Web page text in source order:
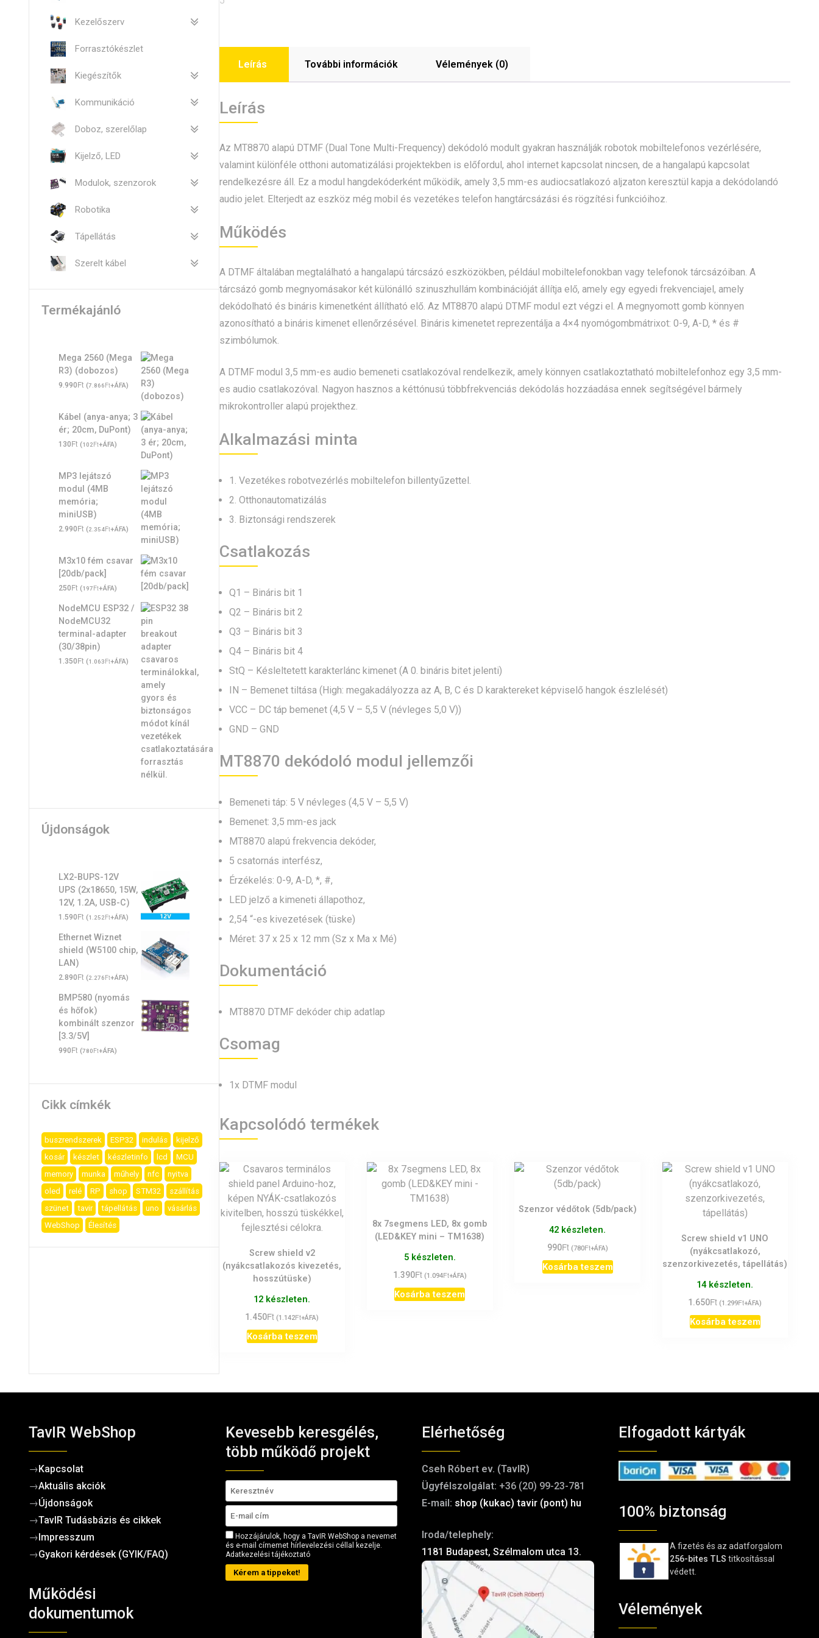
Leírás További információk Vélemények (0)
Leírás
Az MT8870 alapú DTMF (Dual Tone Multi-Frequency) dekódoló modult gyakran használják robotok mobiltelefonos vezérlésére,
valamint különféle otthoni automatizálási projektekben is előfordul, ahol internet kapcsolat nincsen, de a hangalapú kapcsolat
rendelkezésre áll. Ez a modul hangdekóderként működik, amely 3,5 mm-es audiocsatlakozó aljzaton keresztül kapja a dekódolandó
audio jelet. Elterjedt az eszköz még mobil és vezetékes telefon hangtárcsázási és rögzítési funkcióihoz.
Működés
A DTMF általában megtalálható a hangalapú tárcsázó eszközökben, például mobiltelefonokban vagy telefonok tárcsázóiban. A
tárcsázó gomb megnyomásakor két különálló szinuszhullám kombinációját állítja elő, amely egy egyedi frekvenciajel, amely
dekódolható és bináris kimenetként állítható elő. Az MT8870 alapú DTMF modul ezt végzi el. A megnyomott gomb könnyen
azonosítható a bináris kimenet ellenőrzésével. Bináris kimenetet reprezentálja a 4×4 nyomógombmátrixot: 0-9, A-D, * és #
szimbólumok.
A DTMF modul 3,5 mm-es audio bemeneti csatlakozóval rendelkezik, amely könnyen csatlakoztatható mobiltelefonhoz egy 3,5 mm-
es audio csatlakozóval. Nagyon hasznos a kéttónusú többfrekvenciás dekódolás hozzáadása ennek segítségével bármely
mikrokontroller alapú projekthez.
Alkalmazási minta
1. Vezetékes robotvezérlés mobiltelefon billentyűzettel.
2. Otthonautomatizálás
3. Biztonsági rendszerek
Csatlakozás
Q1 – Bináris bit 1
Q2 – Bináris bit 2
Q3 – Bináris bit 3
Q4 – Bináris bit 4
StQ – Késleltetett karakterlánc kimenet (A 0. bináris bitet jelenti)
IN – Bemenet tiltása (High: megakadályozza az A, B, C és D karaktereket képviselő hangok észlelését)
VCC – DC táp bemenet (4,5 V – 5,5 V (névleges 5,0 V))
GND – GND
MT8870 dekódoló modul jellemzői
Bemeneti táp: 5 V névleges (4,5 V – 5,5 V)
Bemenet: 3,5 mm-es jack
MT8870 alapú frekvencia dekóder,
5 csatornás interfész,
Érzékelés: 0-9, A-D, *, #,
LED jelző a kimeneti állapothoz,
2,54 “-es kivezetések (tüske)
Méret: 37 x 25 x 12 mm (Sz x Ma x Mé)
Dokumentáció
MT8870 DTMF dekóder chip adatlap
Csomag
1x DTMF modul
Kapcsolódó termékek
Screw shield v2
(nyákcsatlakozós kivezetés,
hosszútüske)
12 készleten.
1.450Ft (1.142Ft+ÁFA)
Kosárba teszem
8x 7segmens LED, 8x gomb
(LED&KEY mini – TM1638)
5 készleten.
1.390Ft (1.094Ft+ÁFA)
Kosárba teszem
Szenzor védőtok (5db/pack)
42 készleten.
990Ft (780Ft+ÁFA)
Kosárba teszem
Screw shield v1 UNO
(nyákcsatlakozó,
szenzorkivezetés, tápellátás)
14 készleten.
1.650Ft (1.299Ft+ÁFA)
Kosárba teszem
Kezelőszerv
Forrasztókészlet
Kiegészítők
Kommunikáció
Doboz, szerelőlap
Kijelző, LED
Modulok, szenzorok
Robotika
Tápellátás
Szerelt kábel
Termékajánló
Mega 2560 (Mega
R3) (dobozos)
9.990Ft (7.866Ft+ÁFA)
Kábel (anya-anya; 3
ér; 20cm, DuPont)
130Ft (102Ft+ÁFA)
MP3 lejátszó
modul (4MB
memória;
miniUSB)
2.990Ft (2.354Ft+ÁFA)
M3x10 fém csavar
[20db/pack]
250Ft (197Ft+ÁFA)
NodeMCU ESP32 /
NodeMCU32
terminal-adapter
(30/38pin)
1.350Ft (1.063Ft+ÁFA)
Újdonságok
LX2-BUPS-12V
UPS (2x18650, 15W,
12V, 1.2A, USB-C)
1.590Ft (1.252Ft+ÁFA)
Ethernet Wiznet
shield (W5100 chip,
LAN)
2.890Ft (2.276Ft+ÁFA)
BMP580 (nyomás
és hőfok)
kombinált szenzor
[3.3/5V]
990Ft (780Ft+ÁFA)
Cikk címkék
buszrendszerek ESP32 indulás
kijelző
kosár
készlet készletinfo lcd
MCU
memory
munka műhely nfc
nyitva
oled
relé RP shop STM32
szállítás
szünet
tavir tápellátás uno
vásárlás
WebShop
Élesítés
TavIR WebShop
→Kapcsolat
→Aktuális akciók
→Újdonságok
→TavIR Tudásbázis és cikkek
→ Impresszum
→Gyakori kérdések (GYIK/FAQ)
Működési
dokumentumok
Kevesebb keresgélés,
több működő projekt
Hozzájárulok, hogy a TavIR WebShop a nevemet
és e-mail címemet hírlevelezési céllal kezelje.
Adatkezelési tájékoztató
Kérem a tippeket!
Elérhetőség
Cseh Róbert ev. (TavIR)
Ügyfélszolgálat: +36 (20) 99-23-781
E-mail: shop (kukac) tavir (pont) hu
Iroda/telephely:
1181 Budapest, Szélmalom utca 13.
Elfogadott kártyák
100% biztonság
A fizetés és az adatforgalom
256-bites TLS titkosítással
védett.
Vélemények